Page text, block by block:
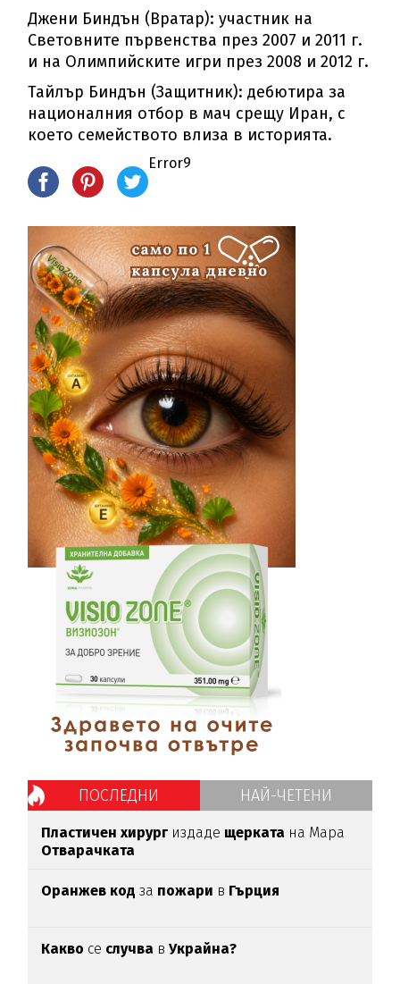
Джени Биндън (Вратар): участник на
Световните първенства през 2007 и 2011 г.
и на Олимпийските игри през 2008 и 2012 г.
Тайлър Биндън (Защитник): дебютира за
националния отбор в мач срещу Иран, с
което семейството влиза в историята.
Error9
ПОСЛЕДНИ НАЙ-ЧЕТЕНИ
Пластичен хирург издаде щерката на Мара
Отварачката
Оранжев код за пожари в Гърция
Какво се случва вУкрайна?